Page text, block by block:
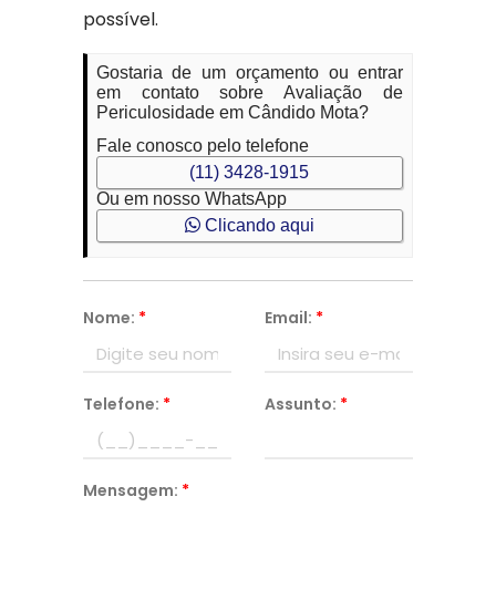
possível.
Gostaria de um orçamento ou entrar
em contato sobre Avaliação de
Periculosidade em Cândido Mota?
Fale conosco pelo telefone
(11) 3428-1915
Ou em nosso WhatsApp
Clicando aqui
Nome: * Email: *
Telefone: * Assunto: *
Mensagem: *